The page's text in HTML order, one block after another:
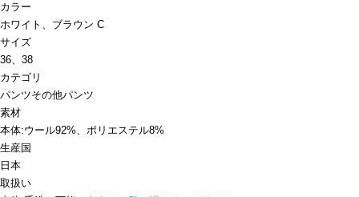
カラー
ホワイト、ブラウン C
サイズ
36、38
カテゴリ
パンツその他パンツ
素材
本体:ウール92%、ポリエステル8%
生産国
日本
取扱い